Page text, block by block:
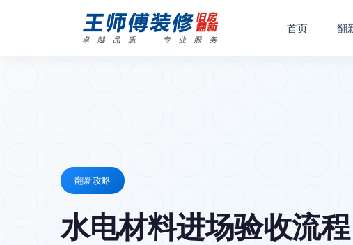
首页 翻
翻新攻略
水电材料进场验收流